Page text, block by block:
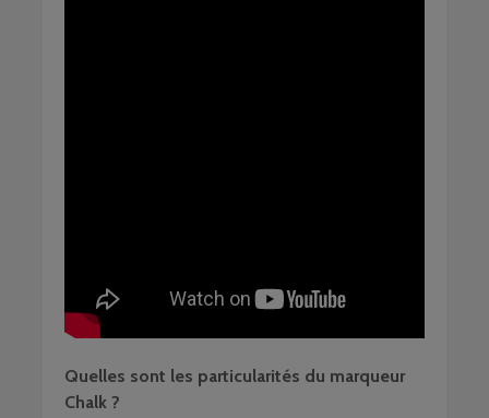
Quelles sont les particularités du marqueur
Chalk ?